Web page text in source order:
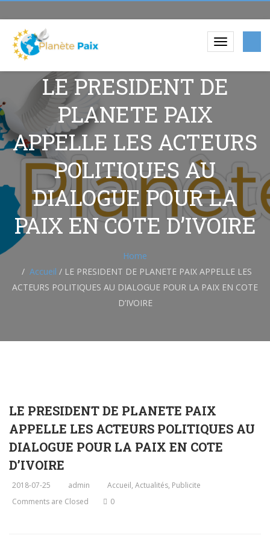
LE PRESIDENT DE
PLANETE PAIX
APPELLE LES ACTEURS
POLITIQUES AU
DIALOGUE POUR LA
PAIX EN COTE D’IVOIRE
Home
Accueil /LE PRESIDENT DE PLANETE PAIX APPELLE LES
ACTEURS POLITIQUES AU DIALOGUE POUR LA PAIX EN COTE
D’IVOIRE
LE PRESIDENT DE PLANETE PAIX
APPELLE LES ACTEURS POLITIQUES AU
DIALOGUE POUR LA PAIX EN COTE
D’IVOIRE
2018-07-25 admin Accueil, Actualités, Publicite
Comments are Closed
0